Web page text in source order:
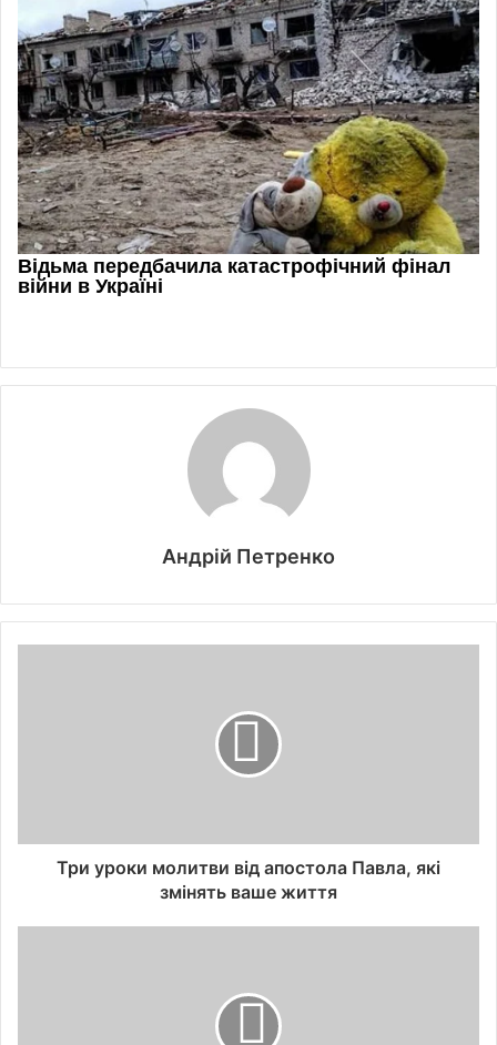
Андрій Петренко
Три уроки молитви від апостола Павла, які
змінять ваше життя